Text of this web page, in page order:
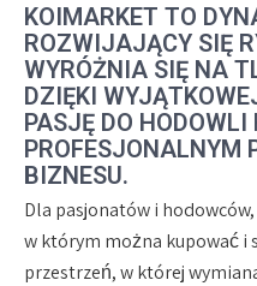
KOIMARKET TO
ROZWIJAJĄCY SIĘ
WYRÓŻNIA SIĘ NA
DZIĘKI
PASJĘ DO HODOWLI
PROFESJONALNYM
BIZNESU.
Dla pasjonatów i
w którym można kupować i
przestrzeń, w której